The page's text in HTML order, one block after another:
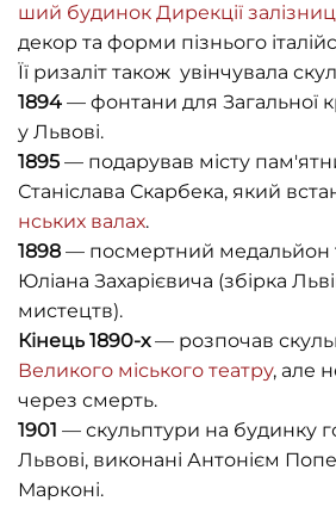
ший будинок Дирекції
декор та форми пізнього
Її ризаліт також увінчувала
1894 — фонтани для Загальної
у Львові.
1895 — подарував місту
Станіслава Скарбека, який
нських валах.
1898 — посмертний медальйон
Юліана Захарієвича (збірка
мистецтв).
Кінець 1890-х— розпочав
Великого міського театру, але
через смерть.
1901 — скульптури на будинку
Львові, виконані Антонієм
Марконі.